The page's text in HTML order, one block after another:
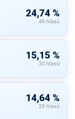
24,74 %
49 hlasů
15,15 %
30 hlasů
14,64 %
29 hlasů